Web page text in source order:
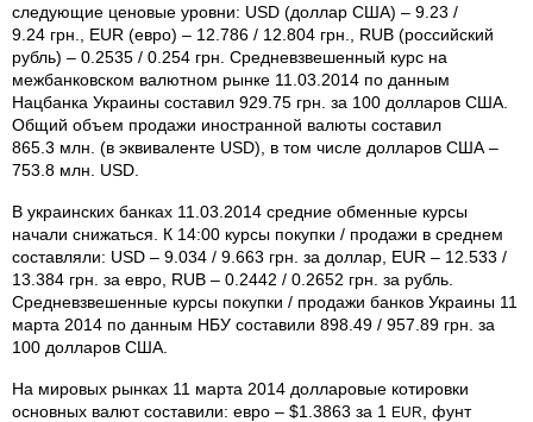
следующие ценовые уровни: USD (доллар США) – 9.23 /
9.24 грн., EUR (евро) – 12.786 / 12.804 грн., RUB (российский
рубль) – 0.2535 / 0.254 грн. Средневзвешенный курс на
межбанковском валютном рынке 11.03.2014 по данным
Нацбанка Украины составил 929.75 грн. за 100 долларов США.
Общий объем продажи иностранной валюты составил
865.3 млн. (в эквиваленте USD), в том числе долларов США –
753.8 млн. USD.
В украинских банках 11.03.2014 средние обменные курсы
начали снижаться. К 14:00 курсы покупки / продажи в среднем
составляли: USD – 9.034 / 9.663 грн. за доллар, EUR – 12.533 /
13.384 грн. за евро, RUB – 0.2442 / 0.2652 грн. за рубль.
Средневзвешенные курсы покупки / продажи банков Украины 11
марта 2014 по данным НБУ составили 898.49 / 957.89 грн. за
100 долларов США.
На мировых рынках 11 марта 2014 долларовые котировки
основных валют составили: евро – $1.3863 за 1 EUR
, фунт